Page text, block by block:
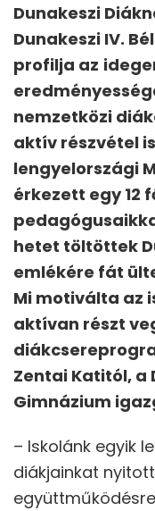
Dunakeszi
Dunakeszi IV.
profilja az
nemzetközi
aktív részvétel is
lengyelországi
érkezett egy 12
hetet töltöttek
emlékére fát
Mi motiválta az
aktívan részt
Zentai Katitól, a
Gimnázium
– Iskolánk egyik
diákjainkat